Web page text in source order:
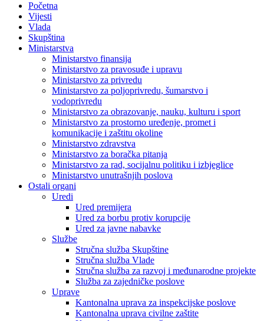
Početna
Vijesti
Vlada
Skupština
Ministarstva
Ministarstvo finansija
Ministarstvo za pravosuđe i upravu
Ministarstvo za privredu
Ministarstvo za poljoprivredu, šumarstvo i
vodoprivredu
Ministarstvo za obrazovanje, nauku, kulturu i sport
Ministarstvo za prostorno uređenje, promet i
komunikacije i zaštitu okoline
Ministarstvo zdravstva
Ministarstvo za boračka pitanja
Ministarstvo za rad, socijalnu politiku i izbjeglice
Ministarstvo unutrašnjih poslova
Ostali organi
Uredi
Ured premijera
Ured za borbu protiv korupcije
Ured za javne nabavke
Službe
Stručna služba Skupštine
Stručna služba Vlade
Stručna služba za razvoj i međunarodne projekte
Služba za zajedničke poslove
Uprave
Kantonalna uprava za inspekcijske poslove
Kantonalna uprava civilne zaštite